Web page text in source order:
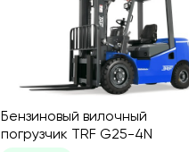
Бензиновый вилочный
погрузчик TRF G25-4N